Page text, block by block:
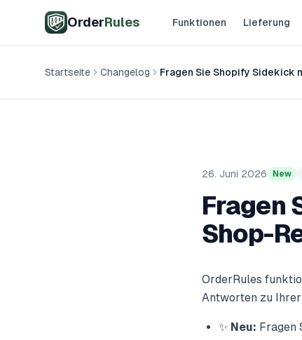
OrderRules Funktionen Lieferung
Startseite Changelog Fragen Sie Shopify Sidekick
26. Juni 2026 New
Fragen
Shop-
OrderRules
Antworten zu
✨ Neu: Fragen